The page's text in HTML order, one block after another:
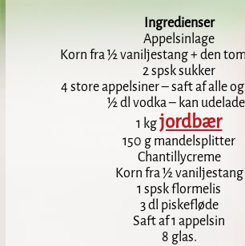
Ingredienser
Appelsinlage
Korn fra ½ vaniljestang + den
2 spsk sukker
4 store appelsiner – saft af alle
½ dl vodka – kan
1 kgjordbær
150 g mandelsplitter
Chantillycreme
Korn fra ½ vaniljestang
1 spsk flormelis
3 dl piskefløde
Saft af 1 appelsin
8 glas.